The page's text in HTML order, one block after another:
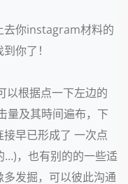
去你instagram材料的
你了！
以根据点一下左边的
量及其時间遍布，下
早已形成了 一次点
…)，也有别的的一些适
发掘，可以彼此沟通